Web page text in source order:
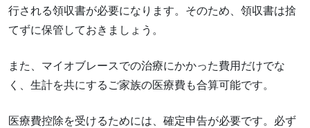
行される領収書が必要になります。そのため、領収書は捨
てずに保管しておきましょう。
また、マイオブレースでの治療にかかった費用だけでな
く、生計を共にするご家族の医療費も合算可能です。
医療費控除を受けるためには、確定申告が必要です。必ず